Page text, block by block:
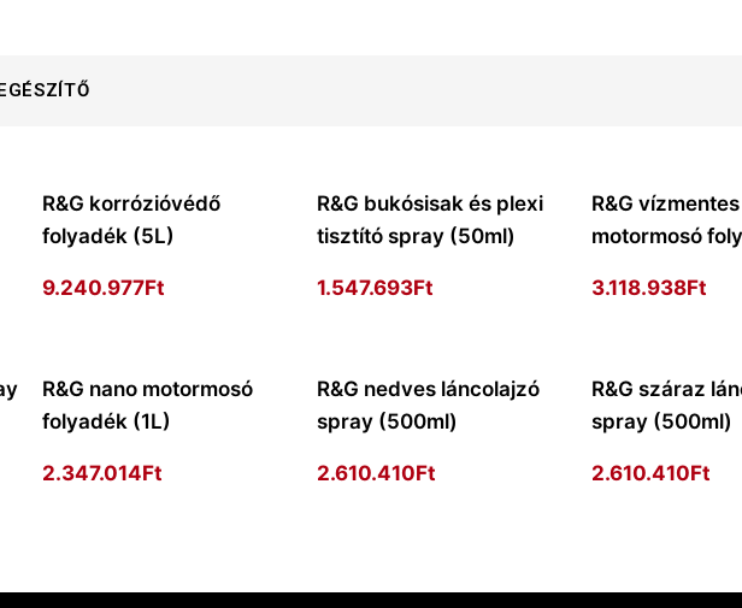
R&G korrózióvédő
folyadék (5L)
9.240.977Ft
R&G bukósisak és plexi
tisztító spray (50ml)
1.547.693Ft
R&G vízmentes
motormosó
3.118.938Ft
R&G nano motormosó
folyadék (1L)
2.347.014Ft
R&G nedves láncolajzó
spray (500ml)
2.610.410Ft
R&G száraz
spray (500ml)
2.610.410Ft